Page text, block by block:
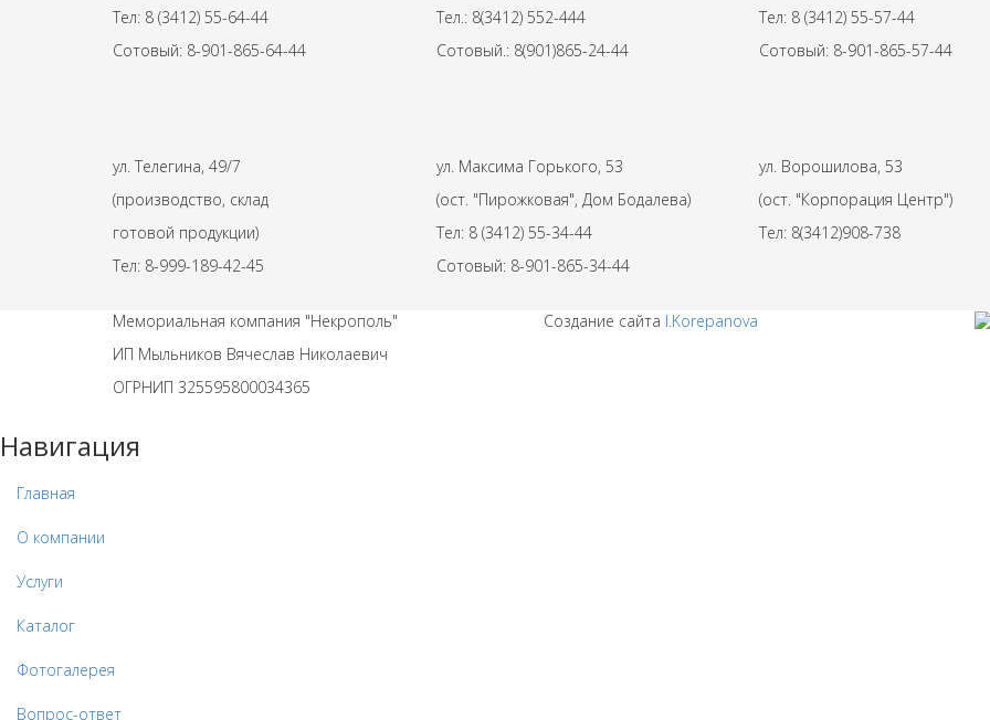
Тел: 8 (3412) 55-64-44
Сотовый: 8-901-865-64-44
Тел.: 8(3412) 552-444
Сотовый.: 8(901)865-24-44
Тел: 8 (3412) 55-57-44
Сотовый: 8-901-865-57-44
ул. Телегина, 49/7
(производство, склад
готовой продукции)
Тел: 8-999-189-42-45
ул. Максима Горького, 53
(ост. "Пирожковая", Дом Бодалева)
Тел: 8 (3412) 55-34-44
Сотовый: 8-901-865-34-44
ул. Ворошилова, 53
(ост. "Корпорация Центр")
Тел: 8(3412)908-738
Мемориальная компания "Некрополь"
ИП Мыльников Вячеслав Николаевич
ОГРНИП 325595800034365
Создание сайта I.Korepanova
Навигация
Главная
О компании
Услуги
Каталог
Фотогалерея
Вопрос-ответ